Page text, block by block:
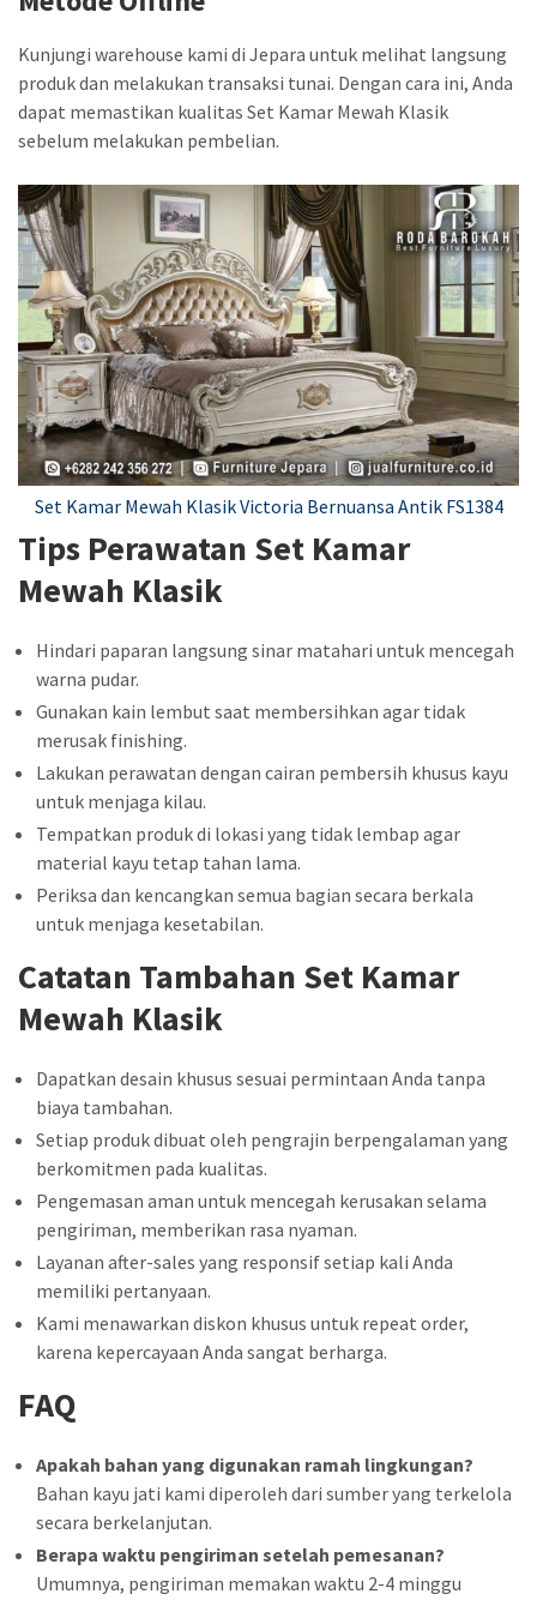
Kunjungi warehouse kami di Jepara untuk melihat langsung
produk dan melakukan transaksi tunai. Dengan cara ini, Anda
dapat memastikan kualitas Set Kamar Mewah Klasik
sebelum melakukan pembelian.
Set Kamar Mewah Klasik Victoria Bernuansa Antik FS1384
Tips Perawatan Set Kamar
Mewah Klasik
Hindari paparan langsung sinar matahari untuk mencegah
warna pudar.
Gunakan kain lembut saat membersihkan agar tidak
merusak finishing.
Lakukan perawatan dengan cairan pembersih khusus kayu
untuk menjaga kilau.
Tempatkan produk di lokasi yang tidak lembap agar
material kayu tetap tahan lama.
Periksa dan kencangkan semua bagian secara berkala
untuk menjaga kesetabilan.
Catatan Tambahan Set Kamar
Mewah Klasik
Dapatkan desain khusus sesuai permintaan Anda tanpa
biaya tambahan.
Setiap produk dibuat oleh pengrajin berpengalaman yang
berkomitmen pada kualitas.
Pengemasan aman untuk mencegah kerusakan selama
pengiriman, memberikan rasa nyaman.
Layanan after-sales yang responsif setiap kali Anda
memiliki pertanyaan.
Kami menawarkan diskon khusus untuk repeat order,
karena kepercayaan Anda sangat berharga.
FAQ
Apakah bahan yang digunakan ramah lingkungan?
Bahan kayu jati kami diperoleh dari sumber yang terkelola
secara berkelanjutan.
Berapa waktu pengiriman setelah pemesanan?
Umumnya, pengiriman memakan waktu 2-4 minggu